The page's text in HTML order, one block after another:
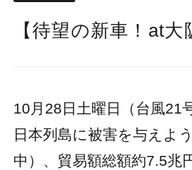
【待望の新車！at大
10月28日土曜日（台風21
日本列島に被害を与えよ
中）、貿易額総額約7.5兆